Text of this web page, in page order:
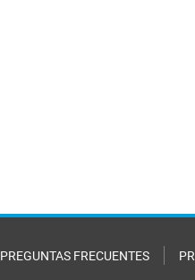
PREGUNTAS FRECUENTES